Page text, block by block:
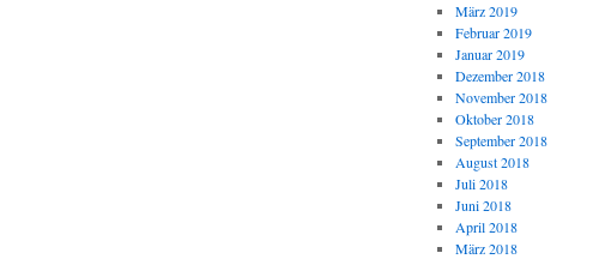
März 2019
Februar 2019
Januar 2019
Dezember 2018
November 2018
Oktober 2018
September 2018
August 2018
Juli 2018
Juni 2018
April 2018
März 2018